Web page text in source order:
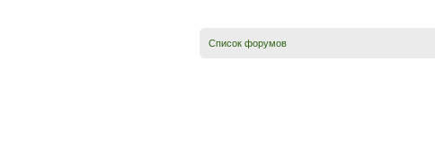
Список форумов